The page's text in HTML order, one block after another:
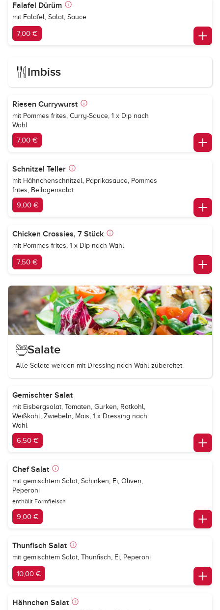
Falafel Dürüm
mit Falafel, Salat, Sauce
7,00 €
Imbiss
Riesen Currywurst
mit Pommes frites, Curry-Sauce, 1 x Dip nach
Wahl
7,00 €
Schnitzel Teller
mit Hähnchenschnitzel, Paprikasauce, Pommes
frites, Beilagensalat
9,00 €
Chicken Crossies, 7 Stück
mit Pommes frites, 1 x Dip nach Wahl
7,50 €
Salate
Alle Salate werden mit Dressing nach Wahl zubereitet.
Gemischter Salat
mit Eisbergsalat, Tomaten, Gurken, Rotkohl,
Weißkohl, Zwiebeln, Mais, 1 x Dressing nach
Wahl
6,50 €
Chef Salat
mit gemischtem Salat, Schinken, Ei, Oliven,
Peperoni
enthällt Formfleisch
9,00 €
Thunfisch Salat
mit gemischtem Salat, Thunfisch, Ei, Peperoni
10,00 €
Hähnchen Salat